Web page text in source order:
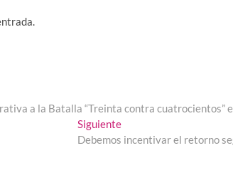
a la Batalla “Treinta contra cuatrocientos”
SiguienteEntrada
siguiente:
Debemos incentivar el retorno